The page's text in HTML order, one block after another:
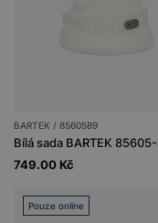
BARTEK / 8560589
749.00 Kč
Pouze online